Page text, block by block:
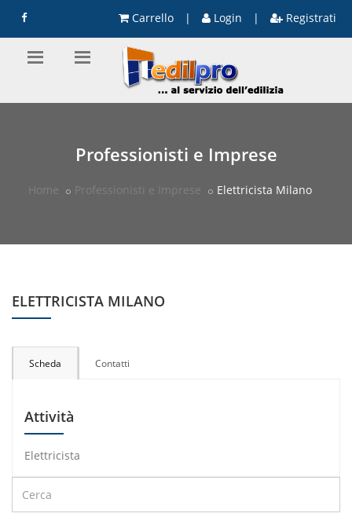
Carrello | Login | Registrati
Professionisti e Imprese
Home Professionisti e Imprese Elettricista Milano
ELETTRICISTA MILANO
Scheda Contatti
Attività
Elettricista